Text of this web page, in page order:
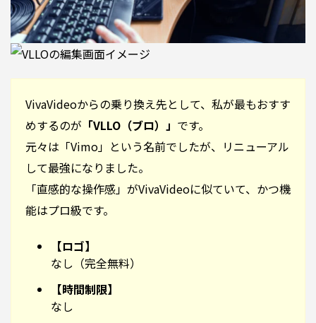
VivaVideoからの乗り換え先として、私が最もおすす
めするのが 「VLLO（ブロ）」 です。
元々は「Vimo」という名前でしたが、リニューアル
して最強になりました。
「直感的な操作感」がVivaVideoに似ていて、かつ機
能はプロ級です。
【ロゴ】
なし（完全無料）
【時間制限】
なし